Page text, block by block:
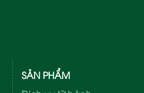
SẢN PHẨM